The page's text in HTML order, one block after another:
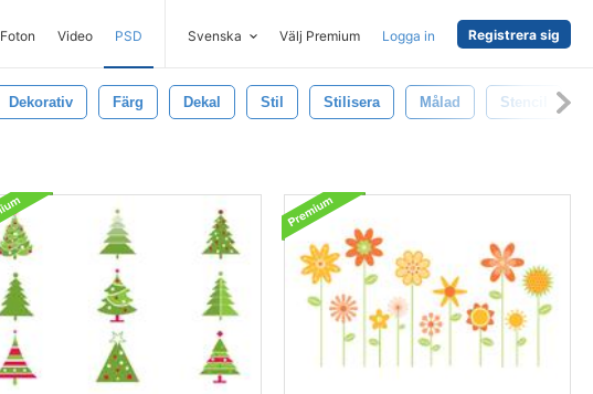
Foton Video PSD Svenska Välj Premium Logga in Registrera sig
Dekorativ Färg Dekal Stil Stilisera Målad Stencil